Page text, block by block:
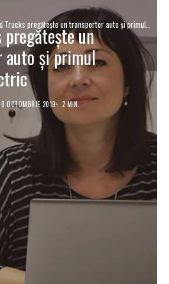
Trucks pregătește un transportor auto și primul
electric
pregătește un
și primul
OCTOMBRIE 2019 2 MIN.